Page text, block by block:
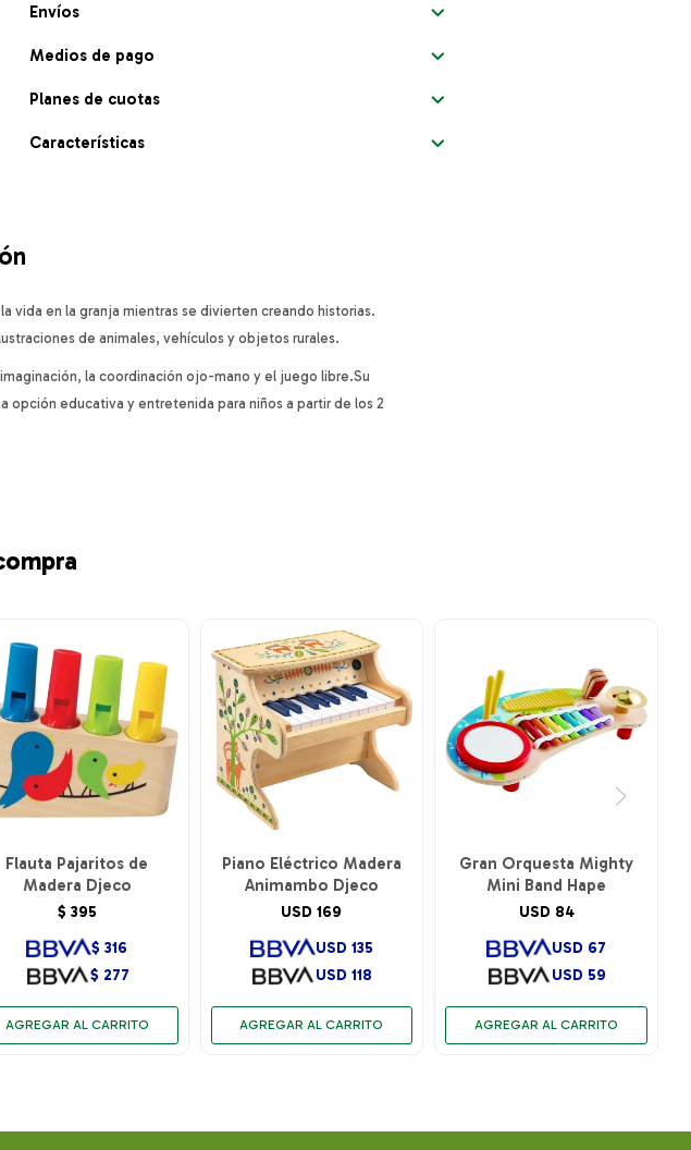
Envíos
Medios de pago
Planes de cuotas
Características
vida en la granja mientras se divierten creando historias.
de animales, vehículos y objetos rurales.
la coordinación ojo-mano y el juego libre.Su
educativa y entretenida para niños a partir de los 2
Flauta Pajaritos de
Madera Djeco
$ 395
$ 277
$ 316
Piano Eléctrico Madera
Animambo Djeco
USD 169
USD 118
USD 135
Gran Orquesta Mighty
Mini Band Hape
USD 84
USD 59
USD 67